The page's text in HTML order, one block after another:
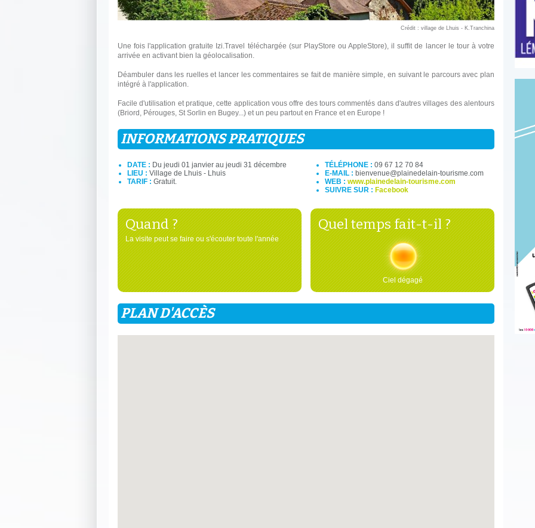
Crédit : village de Lhuis - K.Tranchina
Une fois l'application gratuite Izi.Travel téléchargée (sur PlayStore ou AppleStore), il suffit de lancer le tour à votre
arrivée en activant bien la géolocalisation.
Déambuler dans les ruelles et lancer les commentaires se fait de manière simple, en suivant le parcours avec plan
intégré à l'application.
Facile d'utilisation et pratique, cette application vous offre des tours commentés dans d'autres villages des alentours
(Briord, Pérouges, St Sorlin en Bugey...) et un peu partout en France et en Europe !
INFORMATIONS PRATIQUES
DATE : Du jeudi 01 janvier au jeudi 31 décembre
LIEU : Village de Lhuis - Lhuis
TARIF : Gratuit.
TÉLÉPHONE : 09 67 12 70 84
E-MAIL : bienvenue@plainedelain-tourisme.com
WEB : www.plainedelain-tourisme.com
SUIVRE SUR : Facebook
Quand ?
La visite peut se faire ou s'écouter toute l'année
Quel temps fait-t-il ?
Ciel dégagé
PLAN D'ACCÈS